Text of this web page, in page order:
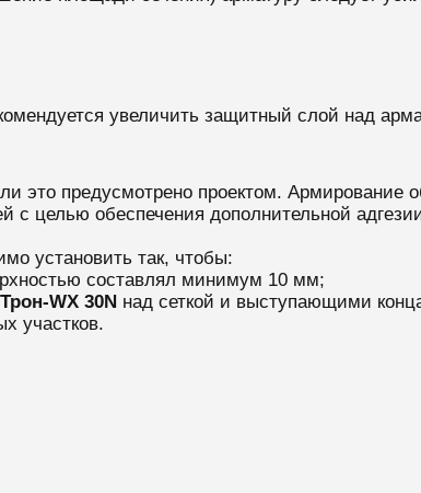
увеличить защитный слой над
это предусмотрено проектом. Армирование
с целью обеспечения дополнительной
установить так, чтобы:
составлял минимум 10 мм;
рон-WX 30N над сеткой и выступающими
участков.